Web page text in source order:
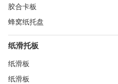
胶合卡板
蜂窝纸托盘
纸滑托板
纸滑板
纸滑板